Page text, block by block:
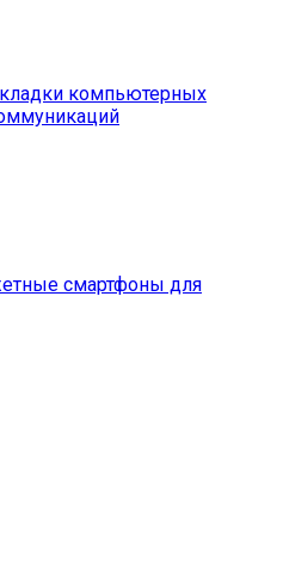
компьютерных
смартфоны для